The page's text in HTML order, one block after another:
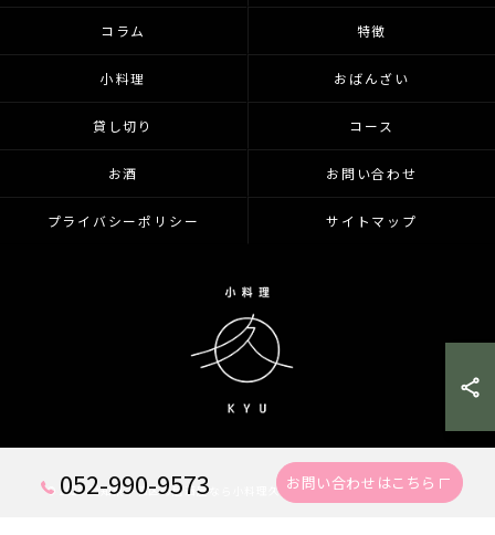
052-990-9573 お問い合わせはこちら
コラム 特徴
小料理 おばんざい
貸し切り コース
お酒 お問い合わせ
プライバシーポリシー サイトマップ
© 2026 愛知県千種区の居酒屋なら小料理久 KYU ALL RIGHTS RESERVED.